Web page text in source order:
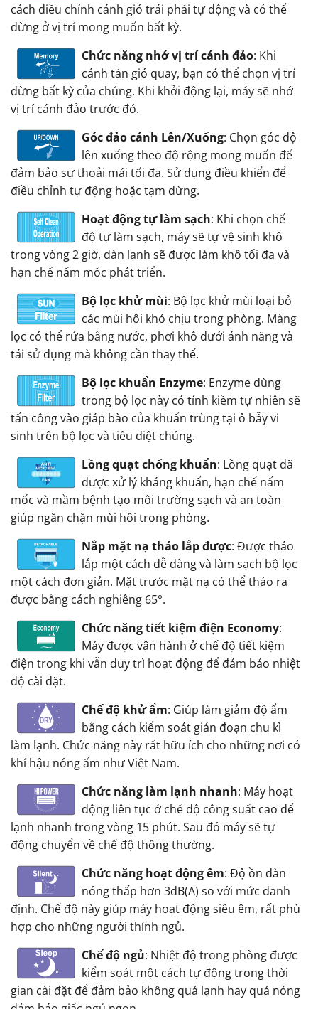
cách điều chỉnh cánh gió trái phải tự động và có thể
dừng ở vị trí mong muốn bất kỳ.
Chức năng nhớ vị trí cánh đảo: Khi
cánh tản gió quay, bạn có thể chọn vị trí
dừng bất kỳ của chúng. Khi khởi động lại, máy sẽ nhớ
vị trí cánh đảo trước đó.
Góc đảo cánh Lên/Xuống: Chọn góc độ
lên xuống theo độ rộng mong muốn để
đảm bảo sự thoải mái tối đa. Sử dụng điều khiển để
điều chỉnh tự động hoặc tạm dừng.
Hoạt động tự làm sạch: Khi chọn chế
độ tự làm sạch, máy sẽ tự vệ sinh khô
trong vòng 2 giờ, dàn lạnh sẽ được làm khô tối đa và
hạn chế nấm mốc phát triển.
Bộ lọc khử mùi: Bộ lọc khử mùi loại bỏ
các mùi hôi khó chịu trong phòng. Màng
lọc có thể rửa bằng nước, phơi khô dưới ánh năng và
tái sử dụng mà không cần thay thế.
Bộ lọc khuẩn Enzyme: Enzyme dùng
trong bộ lọc này có tính kiềm tự nhiên sẽ
tấn công vào giáp bào của khuẩn trùng tại ô bẫy vi
sinh trên bộ lọc và tiêu diệt chúng.
Lồng quạt chống khuẩn: Lồng quạt đã
được xử lý kháng khuẩn, hạn chế nấm
mốc và mầm bệnh tạo môi trường sạch và an toàn
giúp ngăn chặn mùi hôi trong phòng.
Nắp mặt nạ tháo lắp được: Được tháo
lắp một cách dễ dàng và làm sạch bộ lọc
một cách đơn giản. Mặt trước mặt nạ có thể tháo ra
được bằng cách nghiêng 65°.
Chức năng tiết kiệm điện Economy:
Máy được vận hành ở chế độ tiết kiệm
điện trong khi vẫn duy trì hoạt động để đảm bảo nhiệt
độ cài đặt.
Chế độ khử ẩm: Giúp làm giảm độ ẩm
bằng cách kiểm soát gián đoạn chu kì
làm lạnh. Chức năng này rất hữu ích cho những nơi có
khí hậu nóng ẩm như Việt Nam.
Chức năng làm lạnh nhanh: Máy hoạt
động liên tục ở chế độ công suất cao để
lạnh nhanh trong vòng 15 phút. Sau đó máy sẽ tự
động chuyển về chế độ thông thường.
Chức năng hoạt động êm: Độ ồn dàn
nóng thấp hơn 3dB(A) so với mức danh
định. Chế độ này giúp máy hoạt động siêu êm, rất phù
hợp cho những người thính ngủ.
Chế độ ngủ: Nhiệt độ trong phòng được
kiểm soát một cách tự động trong thời
gian cài đặt để đảm bảo không quá lạnh hay quá nóng